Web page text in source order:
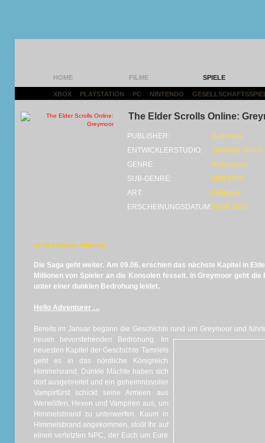
HOME FILME SPIELE
XBOX PLAYSTATION PC NINTENDO
The Elder Scrolls Online:
PUBLISHER:
Bethesda
ENTWICKLERSTUDIO:
Zenimax Online
GENRE:
Rollenspiel
SUB-GENRE:
MMORPG
ART:
Fullprice
ERSCHEINUNGSDATUM:09.06.2020
20.05.2020 von Xthonios
Die Saga geht weiter. Am 09.06. erschien das nächste Kapitel in
Millionen von Spieler an die Konsolen fesselt. In Greymoor geht
unter einer dunklen Bedrohung leidet.
Hello Adventurer …
Bereits im Januar begann die Geschichte rund um Greymoor und
neuen bevorstehenden Bedrohung.
Im
neuesten Kapitel der Geschichte Tamriels
geht es in das nördliche Königreich
Himmelsrand. Dunkle Mächte haben sich
dort ausgebreitet und ein geheimnisvoller
Vampirfürst schickt seine Armeen aus
Werwölfen, Hexen und Vampiren aus, um
Himmelsbrand zu unterwerfen. Kaum in
Himmelsbrand angekommen, stoßt Ihr auf
einen verletzten NPC, der Euch um Eure